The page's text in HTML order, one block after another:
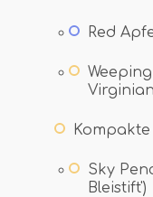
Red
Sky
Bleistift')